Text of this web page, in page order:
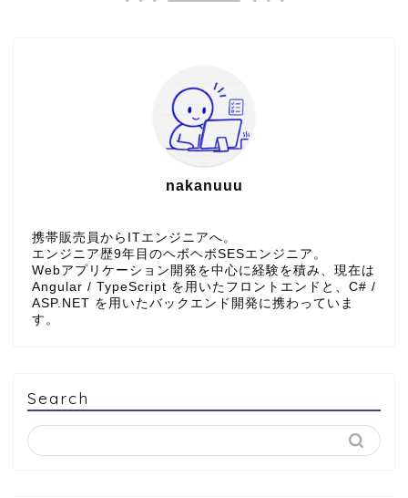
nakanuuu
携帯販売員からITエンジニアへ。
エンジニア歴9年目のヘボヘボSESエンジニア。
Webアプリケーション開発を中心に経験を積み、現在は
Angular / TypeScript を用いたフロントエンドと、C# /
ASP.NET を用いたバックエンド開発に携わっていま
す。
Search